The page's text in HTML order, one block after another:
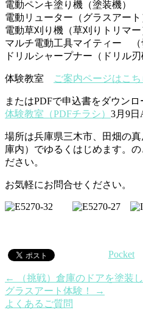
電動ペンキ塗り機（塗装機）
電動リューター（グラスアート
電動草刈り機（草刈りトリマー
マルチ電動工具マイティー （
ドリルシャープナー（ドリル刃
体験教室 ご案内ページはこ
またはPDFで申込書をダウン
体験教室（PDFチラシ） 3月9
場所は兵庫県三木市、田畑の
庫内）でゆるくはじめます。
ださい。
お気軽にお問合せください。
Pocket
←
（挑戦）倉庫のドアを塗装
グラスアート体験！
→
よくあるご質問